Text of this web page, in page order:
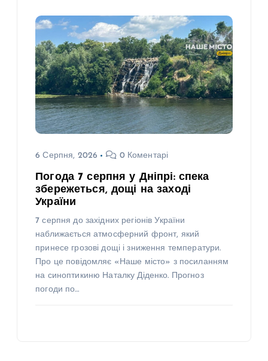
6 Серпня, 2026 0 Коментарі
Погода 7 серпня у Дніпрі: спека
збережеться, дощі на заході
України
7 серпня до західних регіонів України
наближається атмосферний фронт, який
принесе грозові дощі і зниження температури.
Про це повідомляє «Наше місто» з посиланням
на синоптикиню Наталку Діденко. Прогноз
погоди по…